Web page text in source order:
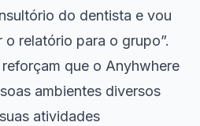
do dentista e vou
relatório para o grupo”.
que o Anyhwhere
ambientes diversos
atividades